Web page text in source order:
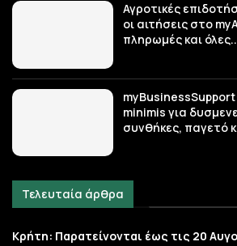
Αγροτικές
οι αιτήσεις στο
πληρωμές και
minimis για
συνθήκες, παγετό
Τελευταία άρθρα
Κρήτη: Παρατείνονται έως τις 20